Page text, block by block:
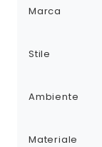
Marca
Stile
Ambiente
Materiale